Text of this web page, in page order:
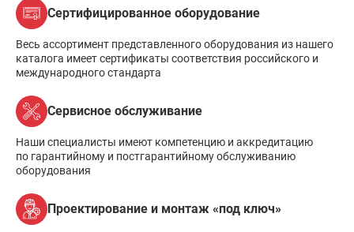
Сертифицированное оборудование
Весь ассортимент представленного оборудования из нашего
каталога имеет сертификаты соответствия российского и
международного стандарта
Сервисное обслуживание
Наши специалисты имеют компетенцию и аккредитацию
по гарантийному и постгарантийному обслуживанию
оборудования
Проектирование и монтаж «под ключ»